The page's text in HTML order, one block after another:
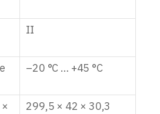
II
–20 °C … +45 °C
299,5 × 42 × 30,3